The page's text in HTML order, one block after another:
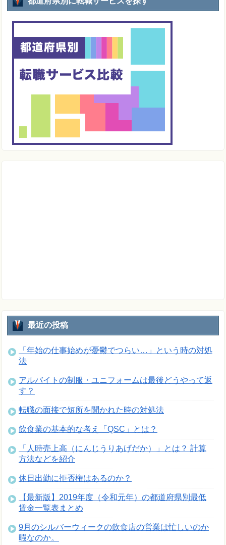
最近の投稿
「年始の仕事始めが憂鬱でつらい…」という時の対処
法
アルバイトの制服・ユニフォームは最後どうやって返
す？
転職の面接で短所を聞かれた時の対処法
飲食業の基本的な考え「QSC」とは？
「人時売上高（にんじうりあげだか）」とは？ 計算
方法などを紹介
休日出勤に拒否権はあるのか？
【最新版】2019年度（令和元年）の都道府県別最低
賃金一覧表まとめ
9月のシルバーウィークの飲食店の営業は忙しいのか
暇なのか。